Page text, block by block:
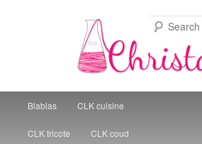
Christal Little Kitchen
Skip to primary content
Skip to secondary content
Blablas CLK cuisine
CLK tricote CLK coud